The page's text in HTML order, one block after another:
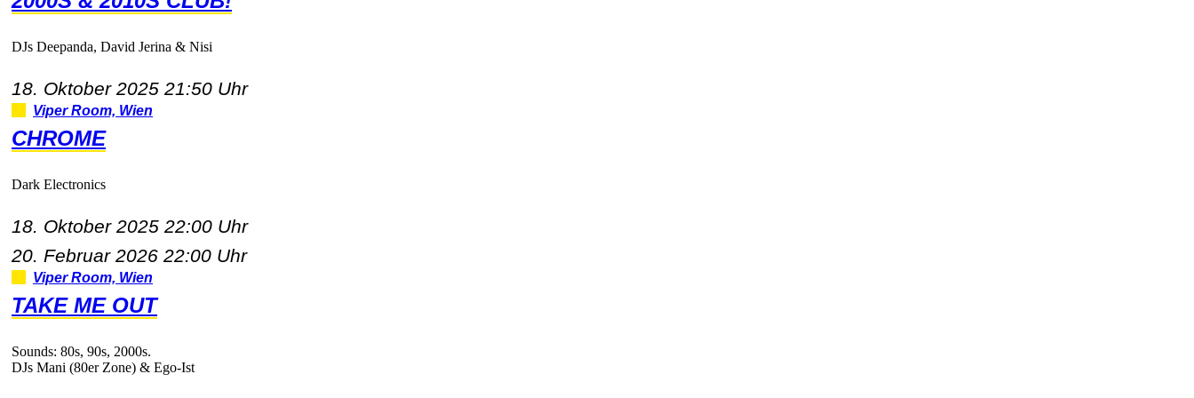
DJsDeepanda,DavidJerina&Nisi
18.Oktober202521:50Uhr
ViperRoom,Wien
CHROME
DarkElectronics
18.Oktober202522:00Uhr
20.Februar202622:00Uhr
ViperRoom,Wien
TAKEMEOUT
Sounds:80s,90s,2000s.
DJsMani(80erZone)&Ego-Ist